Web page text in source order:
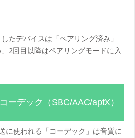
たデバイスは「ペアリング済み」
2回目以降はペアリングモードに入
ーデック（SBC/AAC/aptX）
に使われる「コーデック」は音質に